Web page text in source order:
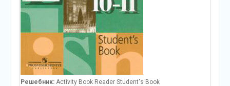
Решебник:Activity Book Reader Student's Book